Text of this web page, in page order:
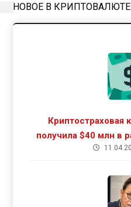
НОВОЕ В КРИПТОВАЛЮТЕ
Криптостраховая
получила $40 млн в